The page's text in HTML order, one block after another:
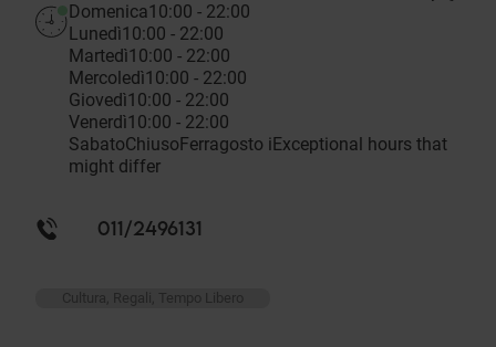
Domenica10:00 - 22:00
Lunedì10:00 - 22:00
Martedì10:00 - 22:00
Mercoledì10:00 - 22:00
Giovedì10:00 - 22:00
Venerdì10:00 - 22:00
SabatoChiuso Ferragosto i Exceptional hours that
might differ
011/2496131
Cultura, Regali, Tempo Libero